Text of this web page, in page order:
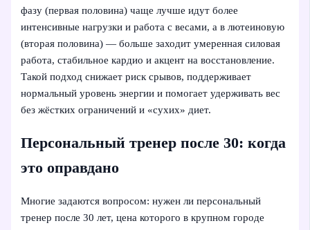
фазу (первая половина) чаще лучше идут более
интенсивные нагрузки и работа с весами, а в лютеиновую
(вторая половина) — больше заходит умеренная силовая
работа, стабильное кардио и акцент на восстановление.
Такой подход снижает риск срывов, поддерживает
нормальный уровень энергии и помогает удерживать вес
без жёстких ограничений и «сухих» диет.
Персональный тренер после 30: когда
это оправдано
Многие задаются вопросом: нужен ли персональный
тренер после 30 лет, цена которого в крупном городе